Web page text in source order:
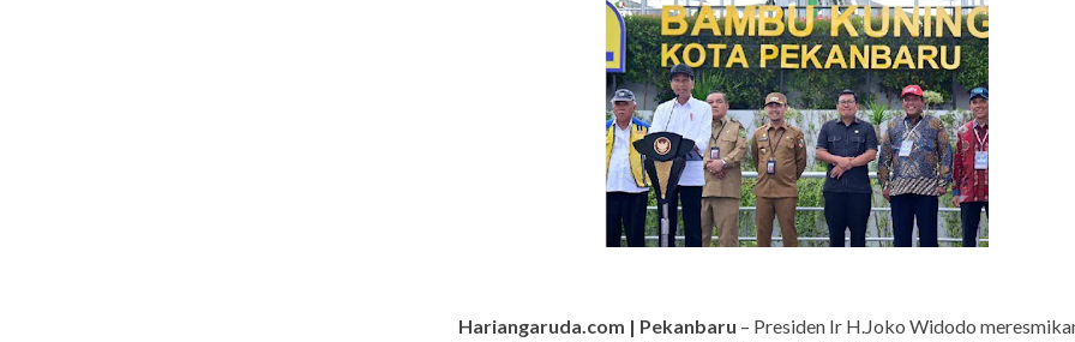
Hariangaruda.com | Pekanbaru – Presiden Ir H.Joko Widodo